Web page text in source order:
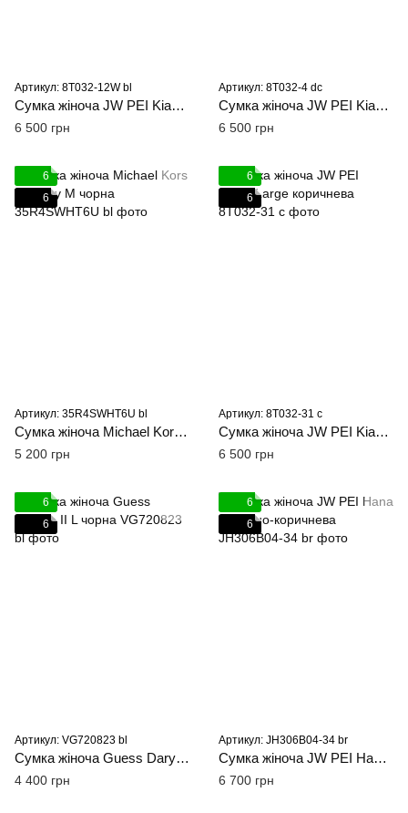
Артикул: 8T032-12W bl
Сумка жіноча JW PEI Kiana Large чорна
6 500 грн
Артикул: 8T032-4 dc
Сумка жіноча JW PEI Kiana Large Deep Claret
6 500 грн
6
6
Артикул: 35R4SWHT6U bl
Сумка жіноча Michael Kors Whitney M чорна
5 200 грн
6
6
Артикул: 8T032-31 c
Сумка жіноча JW PEI Kiana Large коричнева
6 500 грн
6
6
Артикул: VG720823 bl
Сумка жіноча Guess Daryna II L чорна
4 400 грн
6
6
Артикул: JH306B04-34 br
Сумка жіноча JW PEI Hana M темно-коричнева
6 700 грн